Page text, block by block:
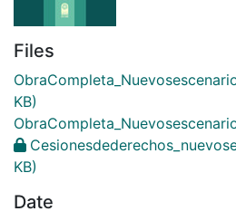
Files
KB)
KB)
Date